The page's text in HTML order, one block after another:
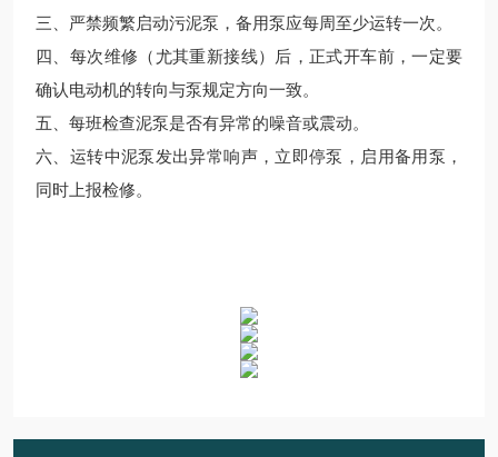
三、严禁频繁启动污泥泵，备用泵应每周至少运转一次。
四、每次维修（尤其重新接线）后，正式开车前，一定要
确认电动机的转向与泵规定方向一致。
五、每班检查泥泵是否有异常的噪音或震动。
六、运转中泥泵发出异常响声，立即停泵，启用备用泵，
同时上报检修。